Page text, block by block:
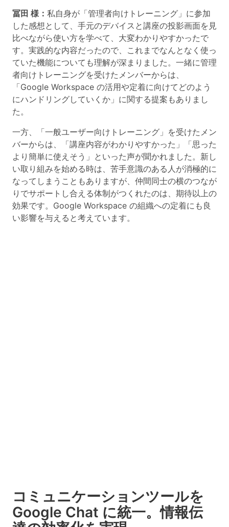
冨田 様： 私自身が「管理者向けトレーニング」に参加
した感想として、手元のデバイスと講座の投影画面を見
比べながら使い方を学べて、大変わかりやすかったで
す。実践的な内容だったので、これまでなんとなく使っ
ていた機能についても理解が深まりました。一緒に管理
者向けトレーニングを受けたメンバーからは、
「Google Workspace の活用や定着に向けてどのよう
にハンドリングしていくか」に関する提案もありまし
た。
一方、「一般ユーザー向けトレーニング」を受けたメン
バーからは、「講座内容がわかりやすかった」「思った
より簡単に使えそう」といった声が聞かれました。新し
い取り組みを始める時は、苦手意識のある人が消極的に
なってしまうこともありますが、仲間同士の横のつなが
りでサポートし合える体制がつくれたのは、期待以上の
効果です。Google Workspace の組織への定着にも良
い影響を与えると考えています。
コミュニケーションツールを
Google Chat に統一。情報伝